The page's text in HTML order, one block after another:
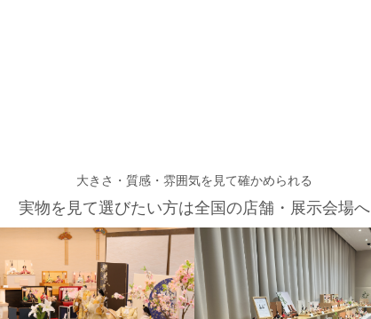
大きさ・質感・雰囲気を見て確かめられる
実物を見て選びたい方は全国の店舗・展示会場へ